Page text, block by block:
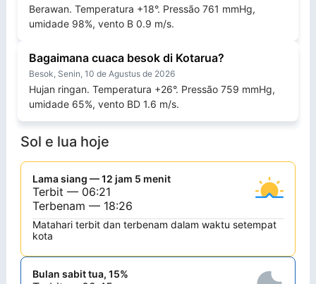
Berawan. Temperatura +18°. Pressão 761 mmHg,
umidade 98%, vento B 0.9 m/s.
Bagaimana cuaca besok di Kotarua?
Besok, Senin, 10 de Agustus de 2026
Hujan ringan. Temperatura +26°. Pressão 759 mmHg,
umidade 65%, vento BD 1.6 m/s.
Sol e lua hoje
Lama siang — 12 jam 5 menit
Terbit — 06:21
Terbenam — 18:26
Matahari terbit dan terbenam dalam waktu setempat
kota
Bulan sabit tua, 15%